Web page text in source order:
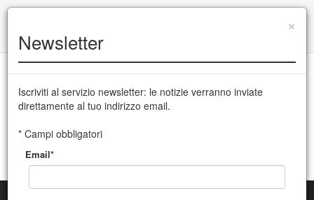
English version
CSS Teatro stabile di innovazione del Friuli Venezia Giulia
MENU
×
Newsletter
Iscriviti al servizio newsletter: le notizie verranno inviate
direttamente al tuo indirizzo email.
* Campi obbligatori
Email*